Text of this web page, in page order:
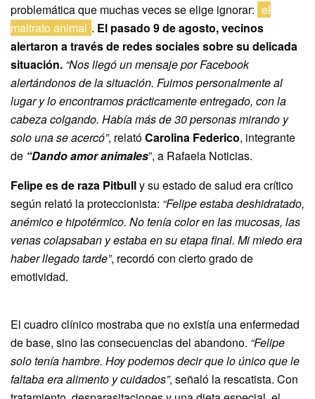
problemática que muchas veces se elige ignorar: el
maltrato animal . El pasado 9 de agosto, vecinos
alertaron a través de redes sociales sobre su delicada
situación. “Nos llegó un mensaje por Facebook
alertándonos de la situación. Fuimos personalmente al
lugar y lo encontramos prácticamente entregado, con la
cabeza colgando. Había más de 30 personas mirando y
solo una se acercó”, relatóCarolina Federico, integrante
de “Dando amor animales”, a Rafaela Noticias.
Felipe es de raza Pitbully su estado de salud era crítico
según relató la proteccionista: “Felipe estaba deshidratado,
anémico e hipotérmico. No tenía color en las mucosas, las
venas colapsaban y estaba en su etapa final. Mi miedo era
haber llegado tarde”, recordó con cierto grado de
emotividad.
El cuadro clínico mostraba que no existía una enfermedad
de base, sino las consecuencias del abandono. “Felipe
solo tenía hambre. Hoy podemos decir que lo único que le
faltaba era alimento y cuidados”, señaló la rescatista. Con